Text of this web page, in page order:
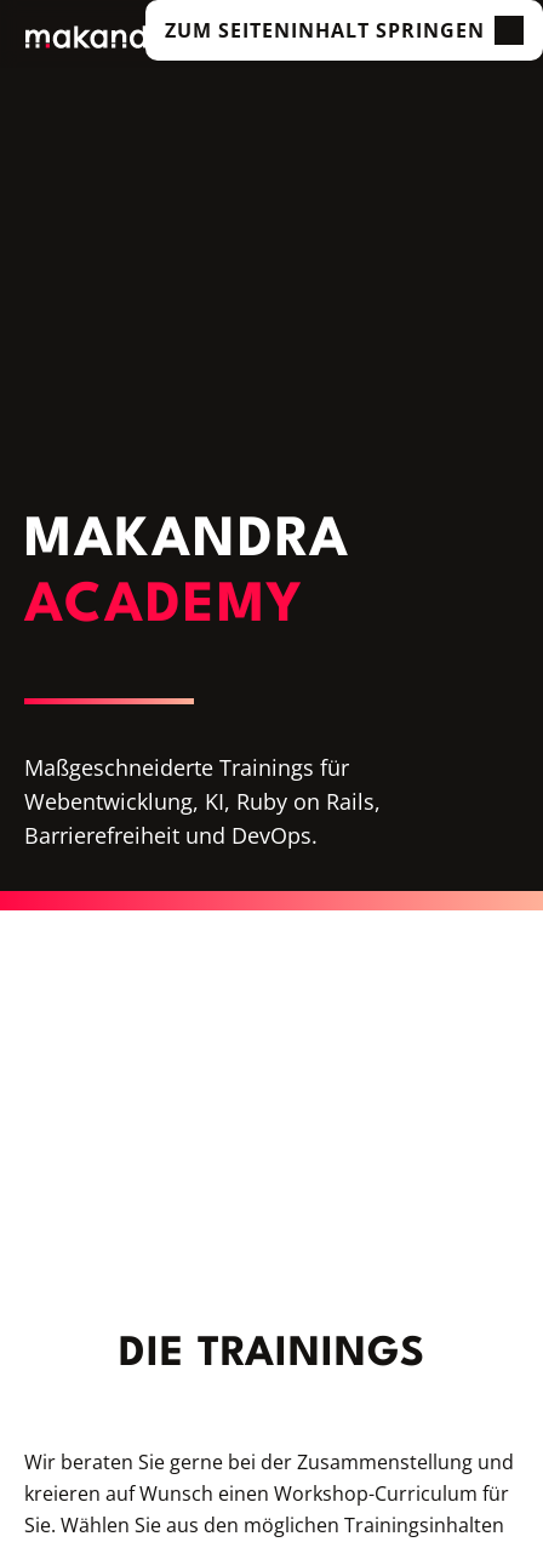
ZUM SEITENINHALT SPRINGEN
MAKANDRA
ACADEMY
Maßgeschneiderte Trainings für
Webentwicklung, KI, Ruby on Rails,
Barrierefreiheit und DevOps.
DIE TRAININGS
Wir beraten Sie gerne bei der Zusammenstellung und
kreieren auf Wunsch einen Workshop-Curriculum für
Sie. Wählen Sie aus den möglichen Trainingsinhalten